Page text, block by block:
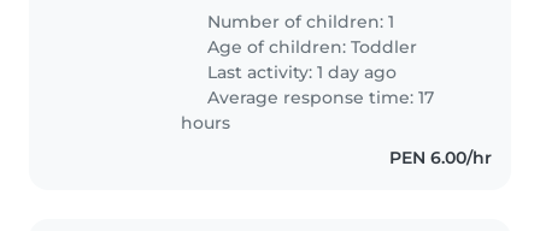
de un niño en Jesús María.
Jornada de lunes a viernes, de
8:00 a. m. a 6:30 p. m. Las
funciones..
Number of children: 1
Age of children:Toddler
Last activity: 1 day ago
Average response time: 17
hours
PEN 6.00/hr